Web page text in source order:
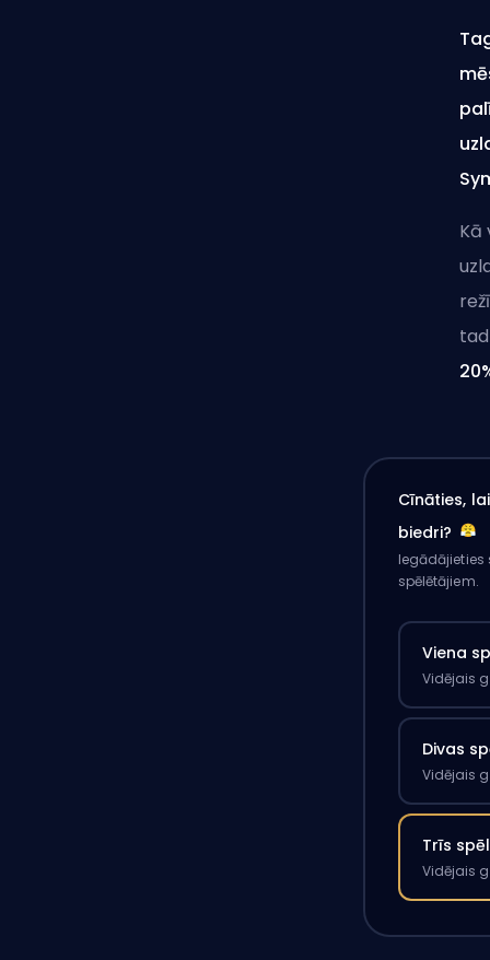
Kā
Cīnāties,
biedri?
Iegādājieties
spēlētājiem.
Viena
Vidējais
Divas
Vidējais
Trīs
Vidējais